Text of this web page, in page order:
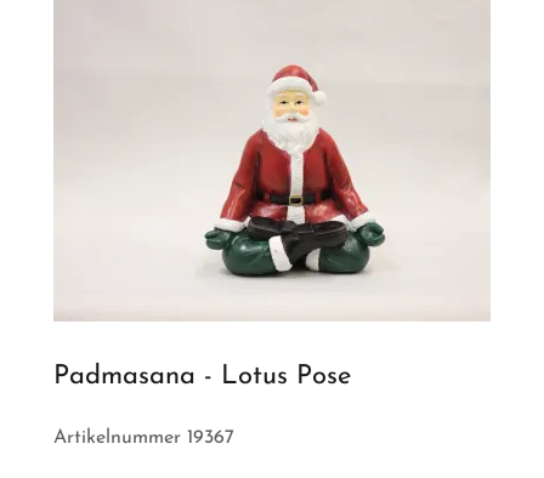
Padmasana - Lotus Pose
Artikelnummer 19367